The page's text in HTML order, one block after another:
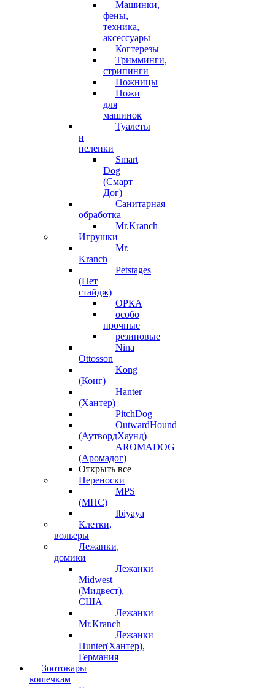
Машинки,
фены,
техника,
аксессуары
Когтерезы
Тримминги,
стрипинги
Ножницы
Ножи
для
машинок
Туалеты
и
пеленки
Smart
Dog
(Смарт
Дог)
Санитарная
обработка
Mr.Kranch
Игрушки
Mr.
Kranch
Petstages
(Пет
стайдж)
ОРКА
особо
прочные
резиновые
Nina
Ottosson
Kong
(Конг)
Hanter
(Хантер)
PitchDog
OutwardHound
(АутвордХаунд)
AROMADOG
(Аромадог)
Открыть все
Переноски
MPS
(МПС)
Ibiyaya
Клетки,
вольеры
Лежанки,
домики
Лежанки
Midwest
(Мидвест),
США
Лежанки
Mr.Kranch
Лежанки
Hunter(Хантер),
Германия
Зоотовары
кошечкам